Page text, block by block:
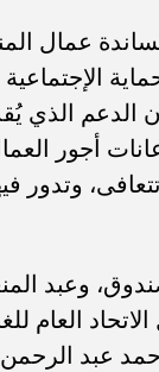
عمال
الدعم الذي
أجور
وتدور
وعبد
العام
عبد